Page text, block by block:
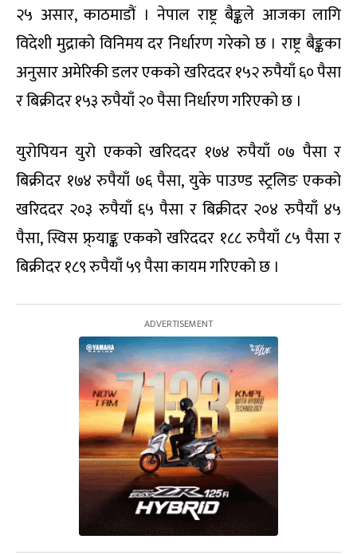
२५ असार, काठमाडौं । नेपाल राष्ट्र बैङ्कले आजका लागि
विदेशी मुद्राको विनिमय दर निर्धारण गरेको छ । राष्ट्र बैङ्कका
अनुसार अमेरिकी डलर एकको खरिददर १५२ रुपैयाँ ६० पैसा
र बिक्रीदर १५३ रुपैयाँ २० पैसा निर्धारण गरिएको छ ।
युरोपियन युरो एकको खरिददर १७४ रुपैयाँ ०७ पैसा र
बिक्रीदर १७४ रुपैयाँ ७६ पैसा, युके पाउण्ड स्ट्रलिङ एकको
खरिददर २०३ रुपैयाँ ६५ पैसा र बिक्रीदर २०४ रुपैयाँ ४५
पैसा, स्विस फ्र्याङ्क एकको खरिददर १८८ रुपैयाँ ८५ पैसा र
बिक्रीदर १८९ रुपैयाँ ५९ पैसा कायम गरिएको छ ।